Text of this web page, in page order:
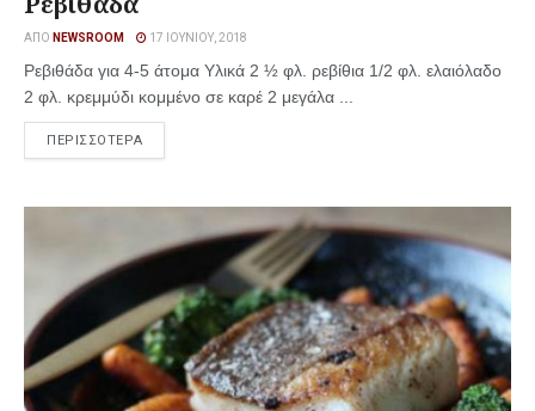
ΑΠΌ NEWSROOM 17 ΙΟΥΝΊΟΥ, 2018
Ρεβιθάδα για 4-5 άτομα Υλικά 2 ½ φλ. ρεβίθια 1/2 φλ. ελαιόλαδο
2 φλ. κρεμμύδι κομμένο σε καρέ 2 μεγάλα ...
ΠΕΡΙΣΣΟΤΕΡΑ